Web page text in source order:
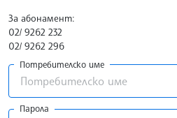
За абонамент:
02/ 9262 232
02/ 9262 296
Потребителско име
Парола